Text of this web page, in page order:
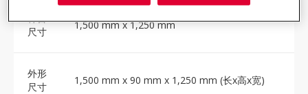
秤台
尺寸
1,500 mm x 1,250 mm
外形
尺寸
1,500 mm x 90 mm x 1,250 mm (长x高x宽)